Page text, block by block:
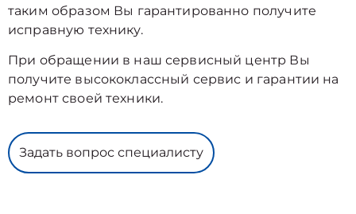
таким образом Вы гарантированно получите
исправную технику.
При обращении в наш сервисный центр Вы
получите высококлассный сервис и гарантии на
ремонт своей техники.
Задать вопрос специалисту